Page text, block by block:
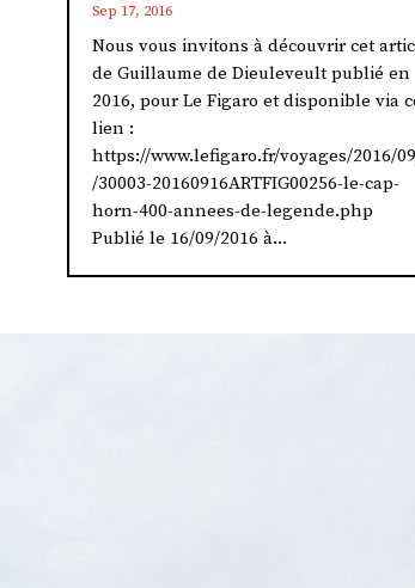
Sep 17, 2016
Nous vous invitons à découvrir cet
de Guillaume de Dieuleveult publié en
2016, pour Le Figaro et disponible via
lien :
https://www.lefigaro.fr/voyages/2016/
/30003-20160916ARTFIG00256-le-cap-
horn-400-annees-de-legende.php
Publié le 16/09/2016 à...